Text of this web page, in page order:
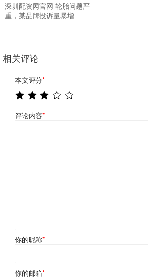
深圳配资网官网 轮胎问题严
重，某品牌投诉量暴增
相关评论
本文评分*
评论内容*
你的昵称*
你的邮箱*